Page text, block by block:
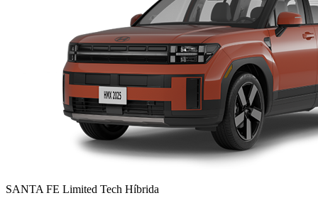
SANTA FE Limited Tech Híbrida